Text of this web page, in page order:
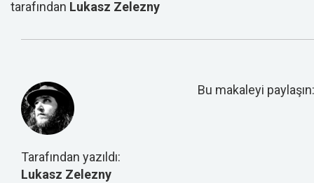
tarafından Lukasz Zelezny
Tarafından yazıldı:
Lukasz Zelezny
Bu makaleyi paylaşın: